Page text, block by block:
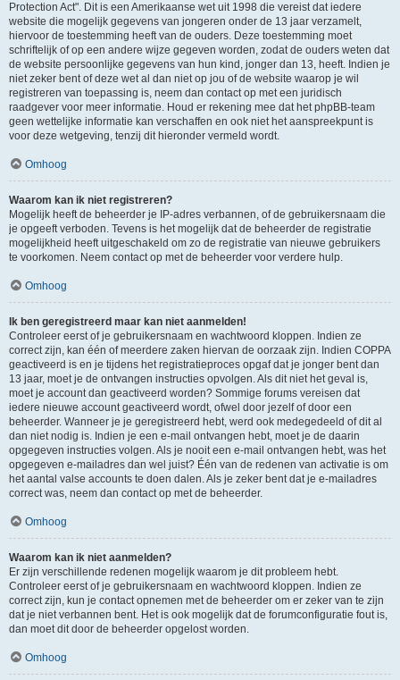
Protection Act". Dit is een Amerikaanse wet uit 1998 die vereist dat iedere
website die mogelijk gegevens van jongeren onder de 13 jaar verzamelt,
hiervoor de toestemming heeft van de ouders. Deze toestemming moet
schriftelijk of op een andere wijze gegeven worden, zodat de ouders weten dat
de website persoonlijke gegevens van hun kind, jonger dan 13, heeft. Indien je
niet zeker bent of deze wet al dan niet op jou of de website waarop je wil
registreren van toepassing is, neem dan contact op met een juridisch
raadgever voor meer informatie. Houd er rekening mee dat het phpBB-team
geen wettelijke informatie kan verschaffen en ook niet het aanspreekpunt is
voor deze wetgeving, tenzij dit hieronder vermeld wordt.
Omhoog
Waarom kan ik niet registreren?
Mogelijk heeft de beheerder je IP-adres verbannen, of de gebruikersnaam die
je opgeeft verboden. Tevens is het mogelijk dat de beheerder de registratie
mogelijkheid heeft uitgeschakeld om zo de registratie van nieuwe gebruikers
te voorkomen. Neem contact op met de beheerder voor verdere hulp.
Omhoog
Ik ben geregistreerd maar kan niet aanmelden!
Controleer eerst of je gebruikersnaam en wachtwoord kloppen. Indien ze
correct zijn, kan één of meerdere zaken hiervan de oorzaak zijn. Indien COPPA
geactiveerd is en je tijdens het registratieproces opgaf dat je jonger bent dan
13 jaar, moet je de ontvangen instructies opvolgen. Als dit niet het geval is,
moet je account dan geactiveerd worden? Sommige forums vereisen dat
iedere nieuwe account geactiveerd wordt, ofwel door jezelf of door een
beheerder. Wanneer je je geregistreerd hebt, werd ook medegedeeld of dit al
dan niet nodig is. Indien je een e-mail ontvangen hebt, moet je de daarin
opgegeven instructies volgen. Als je nooit een e-mail ontvangen hebt, was het
opgegeven e-mailadres dan wel juist? Één van de redenen van activatie is om
het aantal valse accounts te doen dalen. Als je zeker bent dat je e-mailadres
correct was, neem dan contact op met de beheerder.
Omhoog
Waarom kan ik niet aanmelden?
Er zijn verschillende redenen mogelijk waarom je dit probleem hebt.
Controleer eerst of je gebruikersnaam en wachtwoord kloppen. Indien ze
correct zijn, kun je contact opnemen met de beheerder om er zeker van te zijn
dat je niet verbannen bent. Het is ook mogelijk dat de forumconfiguratie fout is,
dan moet dit door de beheerder opgelost worden.
Omhoog